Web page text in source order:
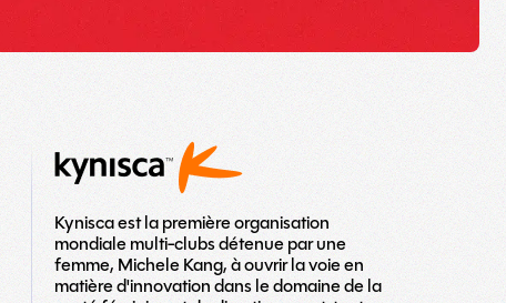
Kynisca est la première organisation
mondiale multi-clubs détenue par une
femme, Michele Kang, à ouvrir la voie en
matière d'innovation dans le domaine de la